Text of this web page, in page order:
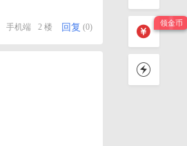
手机端 2 楼 回复 (0)